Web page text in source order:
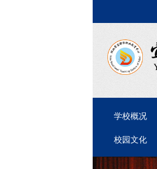
学校概况
校园文化